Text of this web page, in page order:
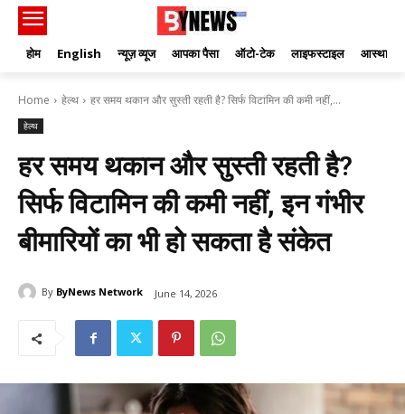
होम English न्यूज़ व्यूज आपका पैसा ऑटो-टेक लाइफस्टाइल आस्था
Home हेल्थ हर समय थकान और सुस्ती रहती है? सिर्फ विटामिन की कमी नहीं,...
हेल्थ
हर समय थकान और सुस्ती रहती है?
सिर्फ विटामिन की कमी नहीं, इन गंभीर
बीमारियों का भी हो सकता है संकेत
By ByNews Network June 14, 2026